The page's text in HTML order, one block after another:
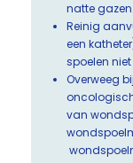
natte gazen.
Reinig
een
spoelen
Overweeg
van